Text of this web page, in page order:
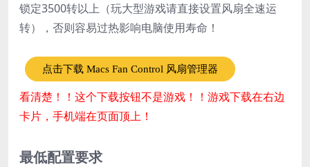
锁定3500转以上（玩大型游戏请直接设置风扇全速运
转），否则容易过热影响电脑使用寿命！
点击下载 Macs Fan Control 风扇管理器
看清楚！！这个下载按钮不是游戏！！游戏下载在右边
卡片，手机端在页面顶上！
最低配置要求